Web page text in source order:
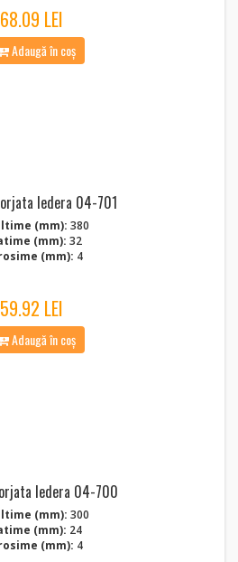
68.09 LEI
Adaugă în coș
Iedera 04-701
(mm): 380
(mm): 32
(mm): 4
59.92 LEI
Adaugă în coș
Iedera 04-700
(mm): 300
(mm): 24
(mm): 4